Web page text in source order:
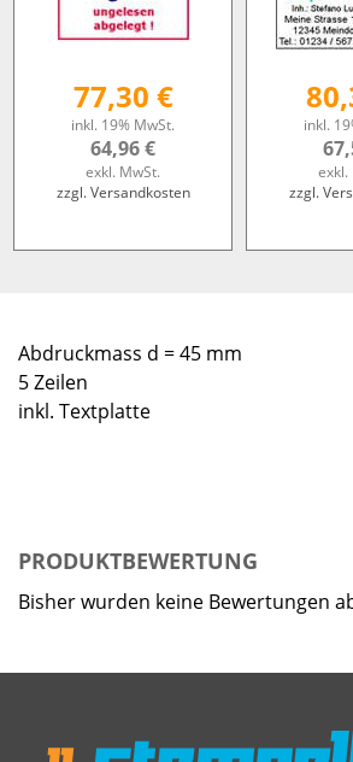
77,30 €
inkl. 19% MwSt.
64,96 €
exkl. MwSt.
zzgl. Versandkosten
inkl.
exkl.
zzgl.
Abdruckmass d = 45 mm
5 Zeilen
inkl. Textplatte
PRODUKTBEWERTUNG
Bisher wurden keine Bewertungen